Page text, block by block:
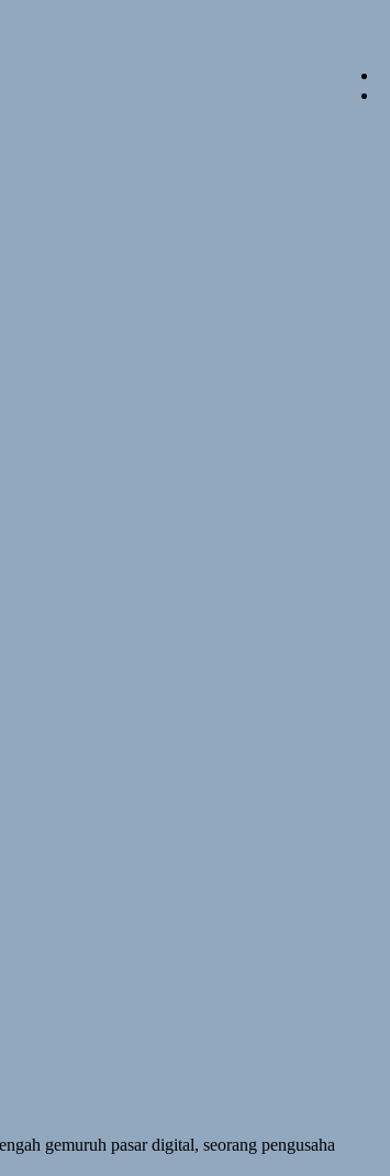
gemuruh pasar digital, seorang pengusaha